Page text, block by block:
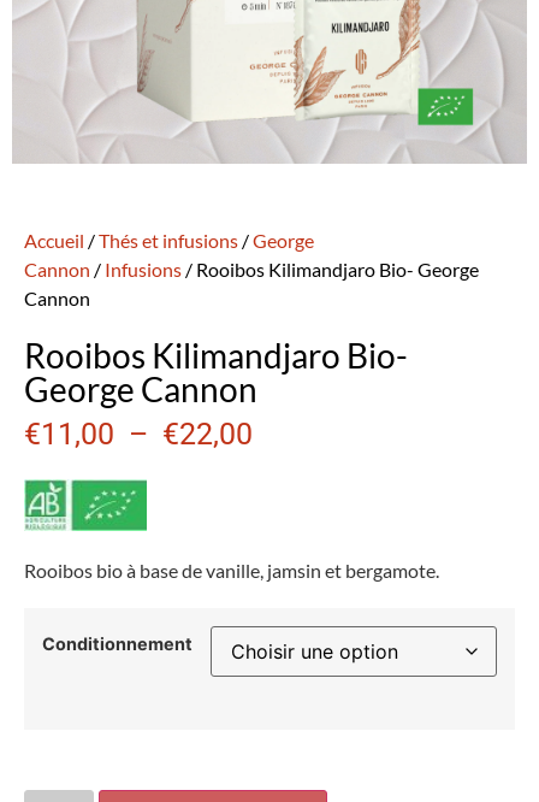
Accueil /Thés et infusions /George
Cannon / Infusions / Rooibos Kilimandjaro Bio- George
Cannon
Rooibos Kilimandjaro Bio-
George Cannon
€11,00 – €22,00
Rooibos bio à base de vanille, jamsin et bergamote.
Conditionnement